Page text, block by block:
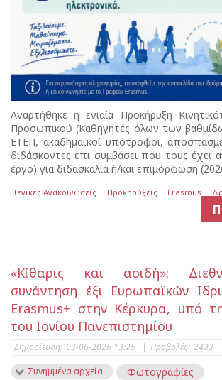
Αναρτήθηκε η ενιαία Προκήρυξη
Προσωπικού (Καθηγητές όλων των
ΕΤΕΠ, ακαδημαϊκοί υπότροφοι,
διδάσκοντες επι συμβάσει που τους έχει
έργο) για διδασκαλία ή/και επιμόρφωση
Γενικές Ανακοινώσεις Προκηρύξεις Erasmus
«Κίθαρις και αοιδή»:
συνάντηση έξι Ευρωπαϊκών
Erasmus+ στην Κέρκυρα, υπό
του Ιονίου Πανεπιστημίου
Δημοσίευση: 03-06-2026 13:25 | Προβολές: 2433
Συνημμένα αρχεία
Φωτογραφίες